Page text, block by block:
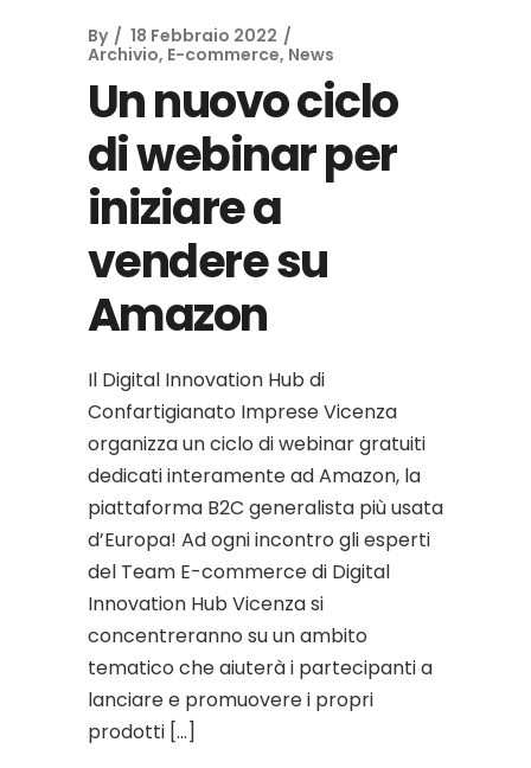
By
18 Febbraio 2022
Archivio, E-commerce, News
Un nuovo ciclo
di webinar per
iniziare a
vendere su
Amazon
Il Digital Innovation Hub di
Confartigianato Imprese Vicenza
organizza un ciclo di webinar gratuiti
dedicati interamente ad Amazon, la
piattaforma B2C generalista più usata
d’Europa! Ad ogni incontro gli esperti
del Team E-commerce di Digital
Innovation Hub Vicenza si
concentreranno su un ambito
tematico che aiuterà i partecipanti a
lanciare e promuovere i propri
prodotti […]